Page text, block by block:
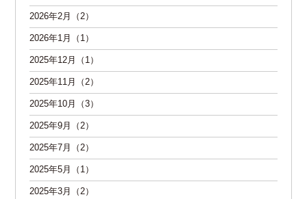
2026年2月（2）
2026年1月（1）
2025年12月（1）
2025年11月（2）
2025年10月（3）
2025年9月（2）
2025年7月（2）
2025年5月（1）
2025年3月（2）